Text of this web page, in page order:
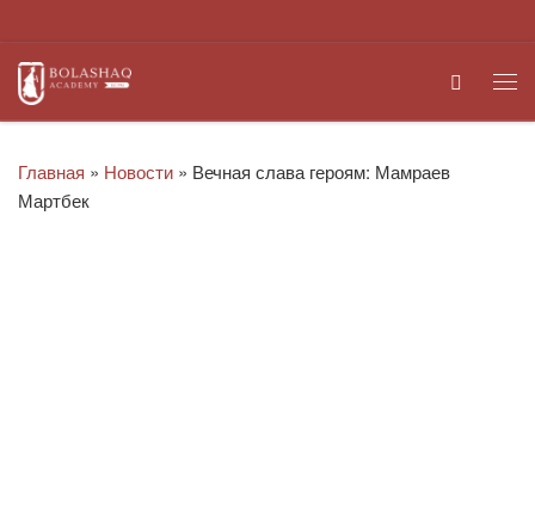
Search
Главная » Новости » Вечная слава героям: Мамраев
Мартбек